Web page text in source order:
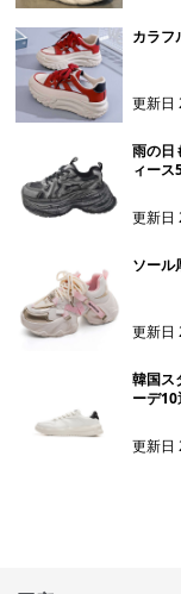
カラフ
更新日
雨の日
ィース
更新日
ソール
更新日
韓国ス
ーデ10
更新日